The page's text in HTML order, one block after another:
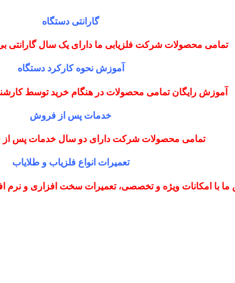
گارانتی دستگاه
تمامی محصولات شرکت فلزیابی ما دارای یک سال گارانتی
آموزش نحوه کارکرد دستگاه
آموزش رایگان تمامی محصولات در هنگام خرید توسط
خدمات پس از فروش
تمامی محصولات شرکت دارای دو سال خدمات پس
تعمیرات انواع فلزیاب و طلایاب
با امکانات ویژه و تخصصی، تعمیرات سخت افزاری و نرم